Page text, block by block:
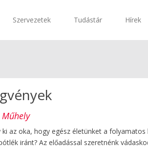
Szervezetek Tudástár Hírek
Műhely
ki az oka, hogy egész életünket a
iránt? Az előadással szeretnénk